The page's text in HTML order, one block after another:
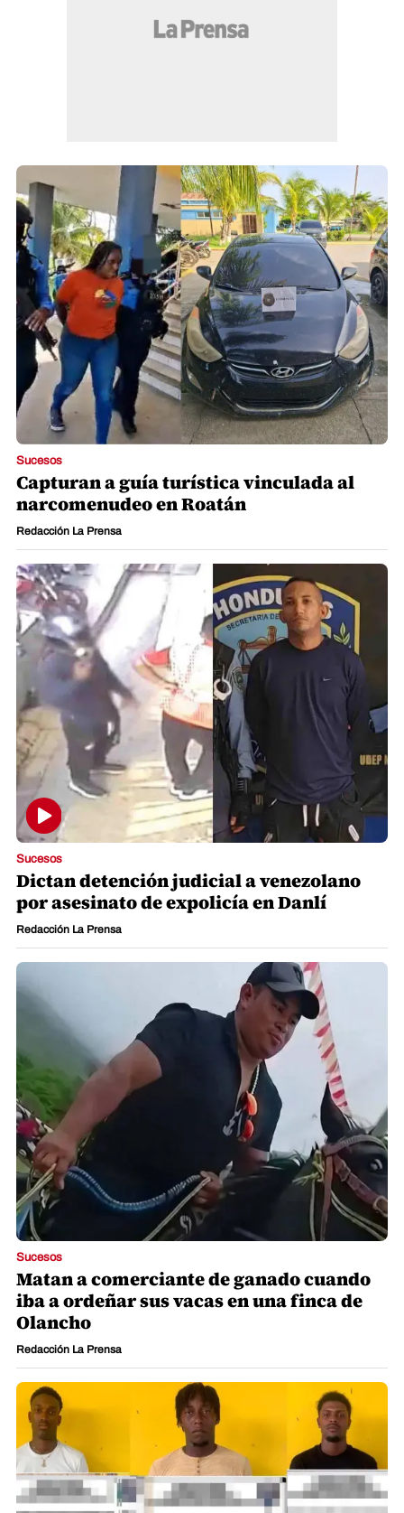
Sucesos
Capturan a guía turística vinculada al
narcomenudeo en Roatán
Redacción La Prensa
Sucesos
Dictan detención judicial a venezolano
por asesinato de expolicía en Danlí
Redacción La Prensa
Sucesos
Matan a comerciante de ganado cuando
iba a ordeñar sus vacas en una finca de
Olancho
Redacción La Prensa